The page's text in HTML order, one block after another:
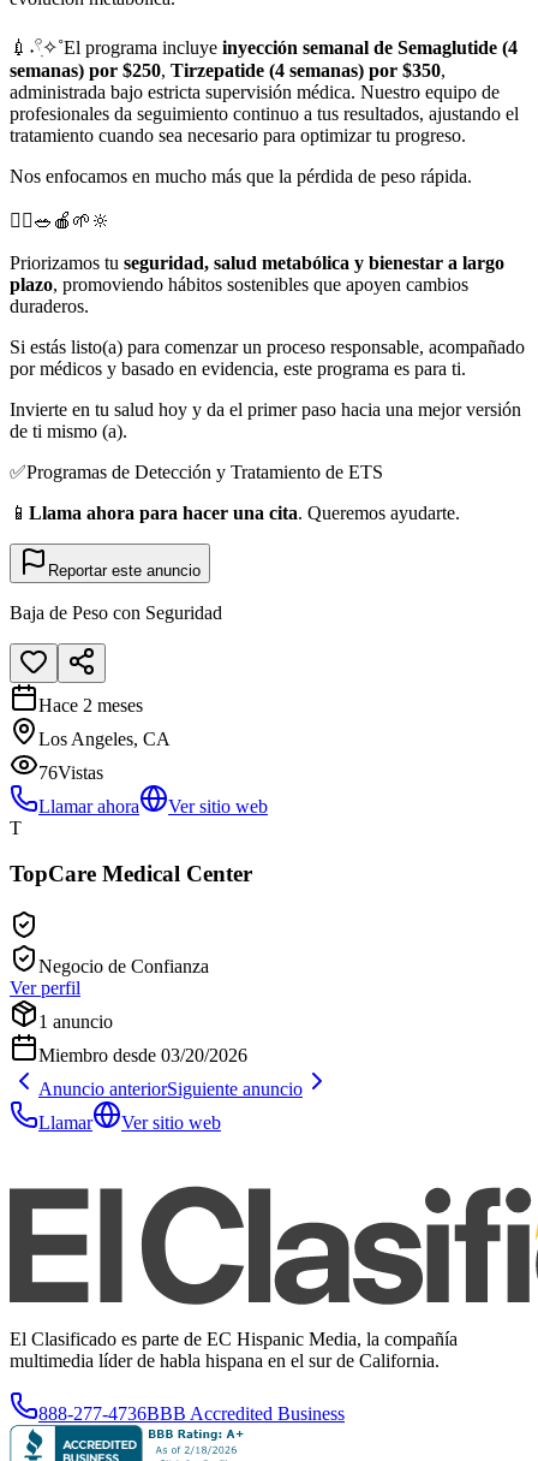
💉˖𓍢ִ✧˚El programa incluye inyección semanal de Semaglutide (4
semanas) por $250, Tirzepatide (4 semanas) por $350,
administrada bajo estricta supervisión médica. Nuestro equipo de
profesionales da seguimiento continuo a tus resultados, ajustando el
tratamiento cuando sea necesario para optimizar tu progreso.
Nos enfocamos en mucho más que la pérdida de peso rápida.
🧘‍♀️🥗🍎🌱🔆
Priorizamos tu seguridad, salud metabólica y bienestar a largo
plazo, promoviendo hábitos sostenibles que apoyen cambios
duraderos.
Si estás listo(a) para comenzar un proceso responsable, acompañado
por médicos y basado en evidencia, este programa es para ti.
Invierte en tu salud hoy y da el primer paso hacia una mejor versión
de ti mismo (a).
✅Programas de Detección y Tratamiento de ETS
📱 Llama ahora para hacer una cita. Queremos ayudarte.
Reportar este anuncio
Baja de Peso con Seguridad
Hace 2 meses
Los Angeles, CA
76Vistas
Llamar ahora
Ver sitio web
T
TopCare Medical Center
Negocio de Confianza
Ver perfil
1 anuncio
Miembro desde 03/20/2026
Anuncio anteriorSiguiente anuncio
Llamar
Ver sitio web
El Clasificado es parte de EC Hispanic Media, la compañía
multimedia líder de habla hispana en el sur de California.
888-277-4736BBB Accredited Business